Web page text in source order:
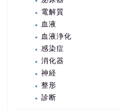
電解質
血液
血液浄化
感染症
消化器
神経
整形
診断